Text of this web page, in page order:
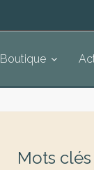
Boutique
Mots clés